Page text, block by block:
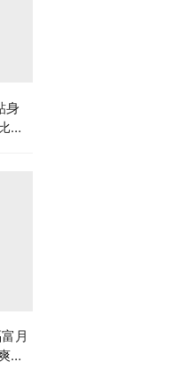
身
較
月